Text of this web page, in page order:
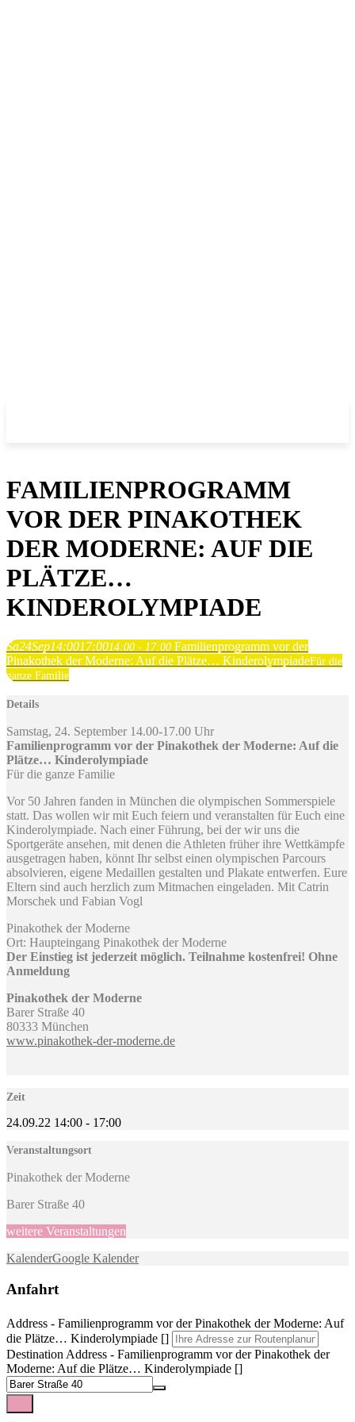
FAMILIENPROGRAMM
VOR DER PINAKOTHEK
DER MODERNE: AUF DIE
PLÄTZE…
KINDEROLYMPIADE
Sa24Sep14:0017:0014:00 - 17:00 Familienprogramm vor der
Pinakothek der Moderne: Auf die Plätze… KinderolympiadeFür die
ganze Familie
Details
Samstag, 24. September 14.00-17.00 Uhr
Familienprogramm vor der Pinakothek der Moderne: Auf die
Plätze… Kinderolympiade
Für die ganze Familie
Vor 50 Jahren fanden in München die olympischen Sommerspiele
statt. Das wollen wir mit Euch feiern und veranstalten für Euch eine
Kinderolympiade. Nach einer Führung, bei der wir uns die
Sportgeräte ansehen, mit denen die Athleten früher ihre Wettkämpfe
ausgetragen haben, könnt Ihr selbst einen olympischen Parcours
absolvieren, eigene Medaillen gestalten und Plakate entwerfen. Eure
Eltern sind auch herzlich zum Mitmachen eingeladen. Mit Catrin
Morschek und Fabian Vogl
Pinakothek der Moderne
Ort: Haupteingang Pinakothek der Moderne
Der Einstieg ist jederzeit möglich. Teilnahme kostenfrei! Ohne
Anmeldung
Pinakothek der Moderne
Barer Straße 40
80333 München
www.pinakothek-der-moderne.de
Zeit
24.09.22 14:00 - 17:00
Veranstaltungsort
Pinakothek der Moderne
Barer Straße 40
weitere Veranstaltungen
KalenderGoogle Kalender
Anfahrt
Address - Familienprogramm vor der Pinakothek der Moderne: Auf
die Plätze… Kinderolympiade []
Destination Address - Familienprogramm vor der Pinakothek der
Moderne: Auf die Plätze… Kinderolympiade []